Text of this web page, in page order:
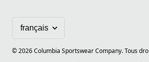
©2026Columbia Sportswear Company. Tous